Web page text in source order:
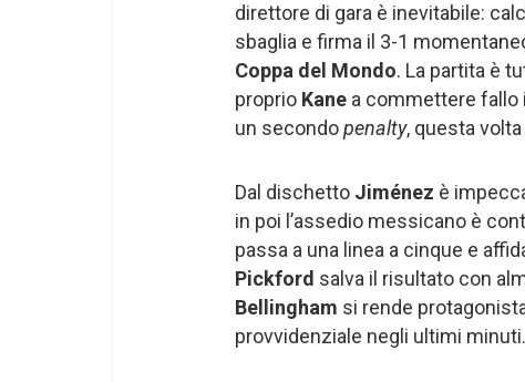
direttore di gara è inevitabile:
sbaglia e firma il 3-1
Coppa del Mondo. La partita è
proprio Kane a commettere fallo
un secondopenalty, questa
Dal dischetto Jiménez è
in poi l’assedio messicano è
passa a una linea a cinque e
Pickford salva il risultato con
Bellingham si rende
provvidenziale negli ultimi minuti.